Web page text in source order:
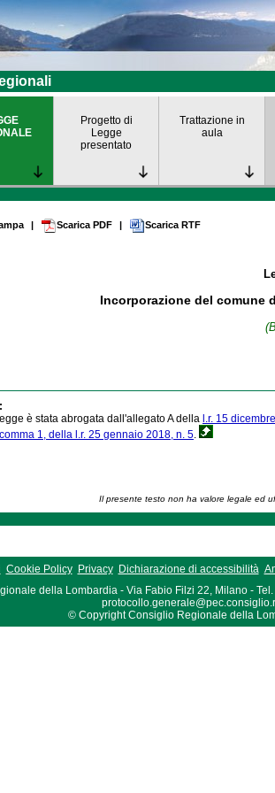
Progetto di
Legge
presentato
Trattazione in
aula
| Scarica PDF | Scarica RTF
Incorporazione del comune
è stata abrogata dall'allegato A della l.r. 15
1, della l.r. 25 gennaio 2018, n. 5
Il presente testo non ha valore legale ed
Cookie Policy Privacy Dichiarazione di accessibilità
della Lombardia - Via Fabio Filzi 22, Milano -
© Copyright Consiglio Regionale della